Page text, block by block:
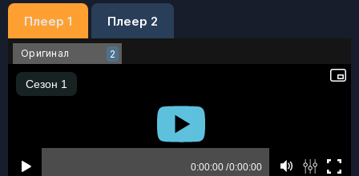
Плеер 1 Плеер 2
Оригинал 2